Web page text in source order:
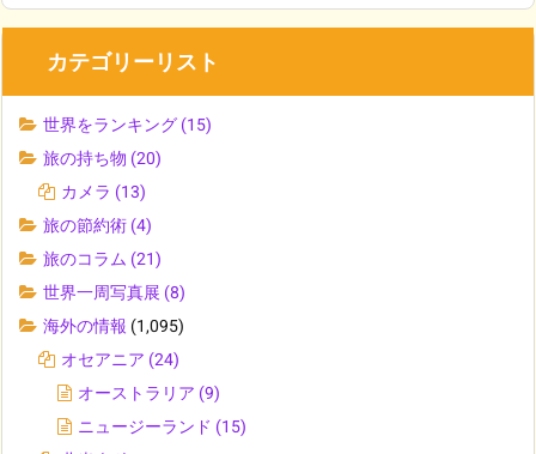
カテゴリーリスト
世界をランキング (15)
旅の持ち物 (20)
カメラ (13)
旅の節約術 (4)
旅のコラム (21)
世界一周写真展 (8)
海外の情報 (1,095)
オセアニア (24)
オーストラリア (9)
ニュージーランド (15)